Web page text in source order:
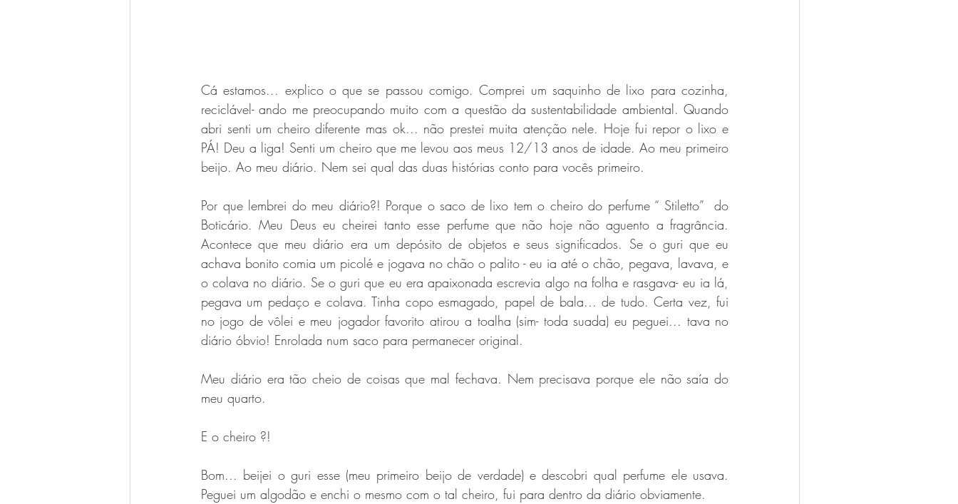
Cá estamos... explico o que se passou comigo. Comprei um saquinho de lixo para cozinha,
reciclável- ando me preocupando muito com a questão da sustentabilidade ambiental. Quando
abri senti um cheiro diferente mas ok... não prestei muita atenção nele. Hoje fui repor o lixo e
PÁ! Deu a liga! Senti um cheiro que me levou aos meus 12/13 anos de idade. Ao meu primeiro
beijo. Ao meu diário. Nem sei qual das duas histórias conto para vocês primeiro.
Por que lembrei do meu diário?! Porque o saco de lixo tem o cheiro do perfume “ Stiletto”  do
Boticário. Meu Deus eu cheirei tanto esse perfume que não hoje não aguento a fragrância.
Acontece que meu diário era um depósito de objetos e seus significados. Se o guri que eu
achava bonito comia um picolé e jogava no chão o palito - eu ia até o chão, pegava, lavava, e
o colava no diário. Se o guri que eu era apaixonada escrevia algo na folha e rasgava- eu ia lá,
pegava um pedaço e colava. Tinha copo esmagado, papel de bala... de tudo. Certa vez, fui
no jogo de vôlei e meu jogador favorito atirou a toalha (sim- toda suada) eu peguei... tava no
diário óbvio! Enrolada num saco para permanecer original.
Meu diário era tão cheio de coisas que mal fechava. Nem precisava porque ele não saía do
meu quarto.
E o cheiro ?!
Bom... beijei o guri esse (meu primeiro beijo de verdade) e descobri qual perfume ele usava.
Peguei um algodão e enchi o mesmo com o tal cheiro, fui para dentro da diário obviamente.